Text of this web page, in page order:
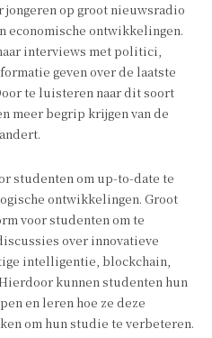
op groot nieuwsradio
ontwikkelingen.
interviews met politici,
geven over de laatste
te luisteren naar dit soort
meer begrip krijgen van de
studenten om up-to-date te
ontwikkelingen. Groot
voor studenten om te
over innovatieve
intelligentie, blockchain,
kunnen studenten hun
en leren hoe ze deze
om hun studie te verbeteren.